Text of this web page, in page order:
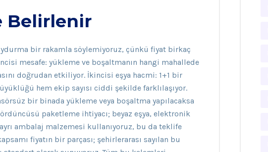
Belirlenir
bir rakamla söylemiyoruz, çünkü fiyat birkaç
mesafe: yükleme ve boşaltmanın hangi mahallede
doğrudan etkiliyor. İkincisi eşya hacmi: 1+1 bir
hem ekip sayısı ciddi şekilde farklılaşıyor.
bir binada yükleme veya boşaltma yapılacaksa
paketleme ihtiyacı; beyaz eşya, elektronik
ambalaj malzemesi kullanıyoruz, bu da teklife
fiyatın bir parçası; şehirlerarası sayılan bu